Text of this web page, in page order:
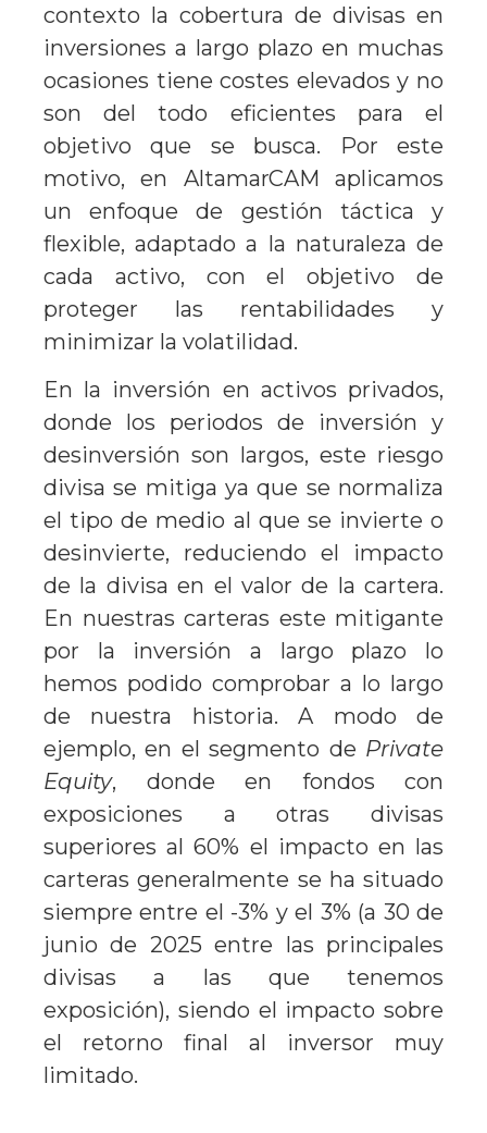
contexto la cobertura de divisas en
inversiones a largo plazo en muchas
ocasiones tiene costes elevados y no
son del todo eficientes para el
objetivo que se busca. Por este
motivo, en AltamarCAM aplicamos
un enfoque de gestión táctica y
flexible, adaptado a la naturaleza de
cada activo, con el objetivo de
proteger las rentabilidades y
minimizar la volatilidad.
En la inversión en activos privados,
donde los periodos de inversión y
desinversión son largos, este riesgo
divisa se mitiga ya que se normaliza
el tipo de medio al que se invierte o
desinvierte, reduciendo el impacto
de la divisa en el valor de la cartera.
En nuestras carteras este mitigante
por la inversión a largo plazo lo
hemos podido comprobar a lo largo
de nuestra historia. A modo de
ejemplo, en el segmento de Private
Equity, donde en fondos con
exposiciones a otras divisas
superiores al 60% el impacto en las
carteras generalmente se ha situado
siempre entre el -3% y el 3% (a 30 de
junio de 2025 entre las principales
divisas a las que tenemos
exposición), siendo el impacto sobre
el retorno final al inversor muy
limitado.